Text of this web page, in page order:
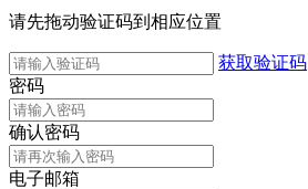
请先拖动验证码到相应位置
获取验证码
密码
确认密码
电子邮箱